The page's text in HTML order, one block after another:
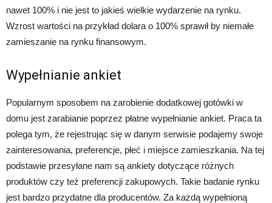
nawet 100% i nie jest to jakieś wielkie wydarzenie na rynku.
Wzrost wartości na przykład dolara o 100% sprawił by niemałe
zamieszanie na rynku finansowym.
Wypełnianie ankiet
Popularnym sposobem na zarobienie dodatkowej gotówki w
domu jest zarabianie poprzez płatne wypełnianie ankiet. Praca ta
polega tym, że rejestrując się w danym serwisie podajemy swoje
zainteresowania, preferencje, płeć i miejsce zamieszkania. Na tej
podstawie przesyłane nam są ankiety dotyczące różnych
produktów czy też preferencji zakupowych. Takie badanie rynku
jest bardzo przydatne dla producentów. Za każdą wypełnioną